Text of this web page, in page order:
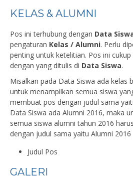
KELAS & ALUMNI
Pos ini terhubung dengan Data
pengaturan Kelas / Alumni. Perlu
penting untuk ketelitian. Pos ini
dengan yang ditulis di Data Siswa.
Misalkan pada Data Siswa ada kelas
untuk menampilkan semua siswa
membuat pos dengan judul sama
Data Siswa ada Alumni 2016, maka
semua siswa alumni tahun 2016
dengan judul sama yaitu Alumni 2016
Judul Pos
GALERI